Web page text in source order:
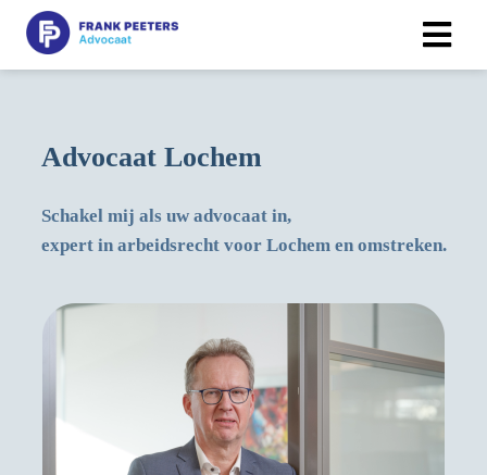
Advocaat Lochem
Schakel mij als uw advocaat in,
expert in arbeidsrecht voor Lochem en omstreken.